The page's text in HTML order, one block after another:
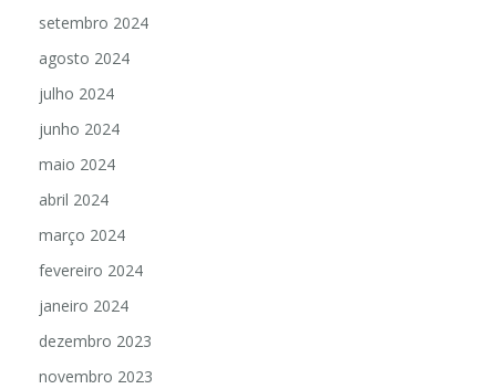
setembro 2024
agosto 2024
julho 2024
junho 2024
maio 2024
abril 2024
março 2024
fevereiro 2024
janeiro 2024
dezembro 2023
novembro 2023